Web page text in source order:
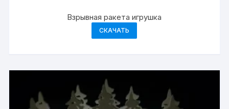
Взрывная ракета игрушка
СКАЧАТЬ